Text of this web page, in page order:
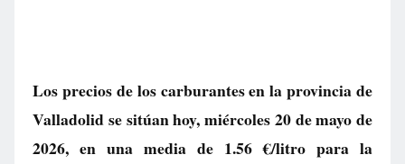
Los precios de los carburantes en la provincia de
Valladolid se sitúan hoy, miércoles 20 de mayo de
2026, en una media de 1.56 €/litro para la